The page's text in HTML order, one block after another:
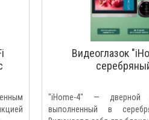
Видеоглазок
"iHome-4" — дверной
выполненный в